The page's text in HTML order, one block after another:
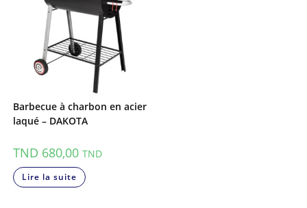
Barbecue à charbon en acier
laqué – DAKOTA
TND 680,00 TND
Lire la suite